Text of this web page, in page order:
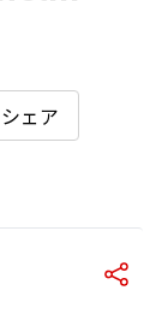
シェア